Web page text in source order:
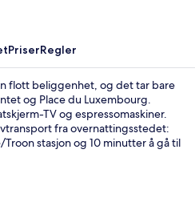
PriserRegler
flott beliggenhet, og det tar bare
og Place du Luxembourg.
TV og espressomaskiner.
fra overnattingsstedet:
stasjon og 10 minutter å gå til